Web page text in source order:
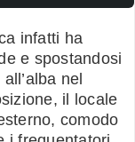
infatti ha
e spostandosi
nel
il locale
comodo